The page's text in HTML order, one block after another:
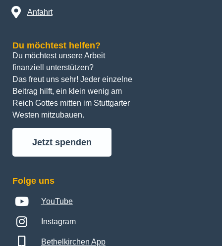
Anfahrt
Du möchtest helfen?
Du möchtest unsere Arbeit
finanziell unterstützen?
Das freut uns sehr! Jeder einzelne
Beitrag hilft, ein klein wenig am
Reich Gottes mitten im Stuttgarter
Westen mitzubauen.
Jetzt spenden
Folge uns
YouTube
Instagram
Bethelkirchen App